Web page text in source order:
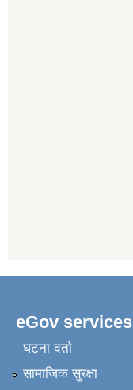
eGov services
घटना दर्ता
सामाजिक सुरक्षा